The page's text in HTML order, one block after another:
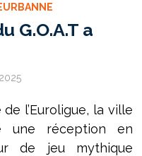
G.O.A.T a
l’Euroligue, la ville
une réception en
de jeu mythique